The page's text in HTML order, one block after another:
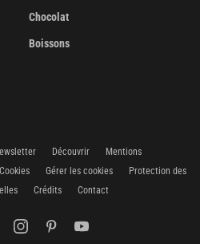
Chocolat
Boissons
Découvrir
Mentions
Cookies Gérer les cookies
Protection des
Crédits Contact